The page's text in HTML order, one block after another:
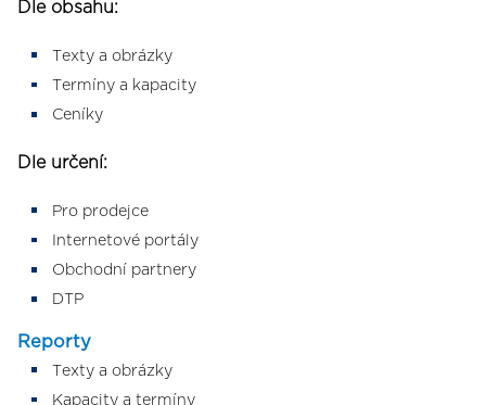
Dle obsahu:
Texty a obrázky
Termíny a kapacity
Ceníky
Dle určení:
Pro prodejce
Internetové portály
Obchodní partnery
DTP
Reporty
Texty a obrázky
Kapacity a termíny